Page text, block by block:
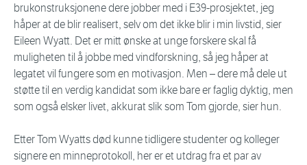
brukonstruksjonene dere jobber med i E39-prosjektet, jeg
håper at de blir realisert, selv om det ikke blir i min livstid, sier
Eileen Wyatt. Det er mitt ønske at unge forskere skal få
muligheten til å jobbe med vindforskning, så jeg håper at
legatet vil fungere som en motivasjon. Men – dere må dele ut
støtte til en verdig kandidat som ikke bare er faglig dyktig, men
som også elsker livet, akkurat slik som Tom gjorde, sier hun.
Etter Tom Wyatts død kunne tidligere studenter og kolleger
signere en minneprotokoll, her er et utdrag fra et par av